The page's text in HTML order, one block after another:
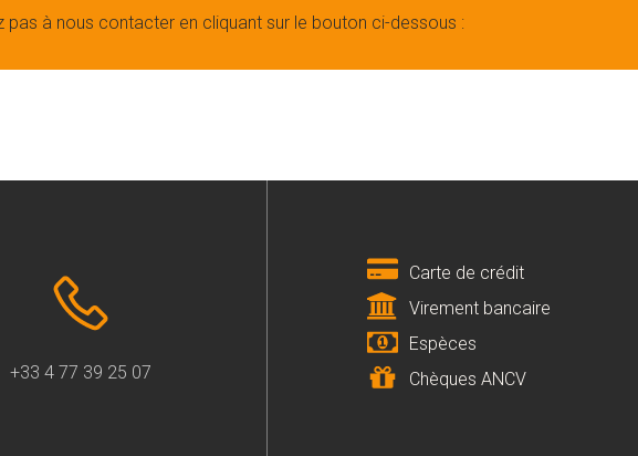
à nous contacter en cliquant sur le bouton ci-dessous :
+33 4 77 39 25 07
Carte de crédit
Virement bancaire
Espèces
Chèques ANCV